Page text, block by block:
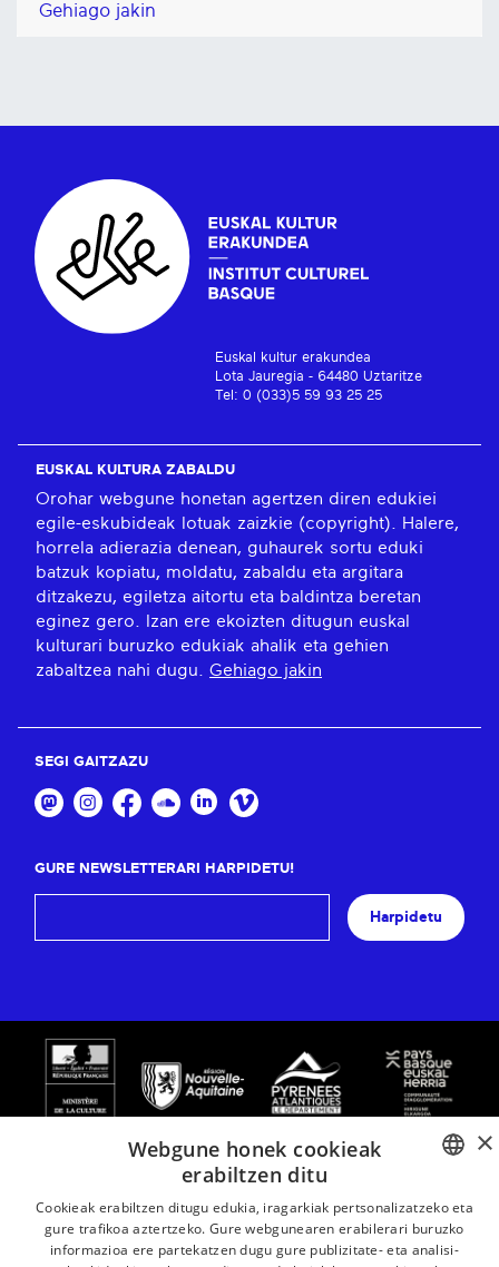
Gehiago jakin
Euskal kultur erakundea
Lota Jauregia - 64480 Uztaritze
Tel: 0 (033)5 59 93 25 25
EUSKAL KULTURA ZABALDU
Orohar webgune honetan agertzen diren edukiei
egile-eskubideak lotuak zaizkie (copyright). Halere,
horrela adierazia denean, guhaurek sortu eduki
batzuk kopiatu, moldatu, zabaldu eta argitara
ditzakezu, egiletza aitortu eta baldintza beretan
eginez gero. Izan ere ekoizten ditugun euskal
kulturari buruzko edukiak ahalik eta gehien
zabaltzea nahi dugu. Gehiago jakin
SEGI GAITZAZU
GURE NEWSLETTERARI HARPIDETU!
Harpidetu
BASQUE
×
Webgune honek cookieak
erabiltzen ditu
Cookieak erabiltzen ditugu edukia, iragarkiak pertsonalizatzeko eta
gure trafikoa aztertzeko. Gure webgunearen erabilerari buruzko
informazioa ere partekatzen dugu gure publizitate- eta analisi-